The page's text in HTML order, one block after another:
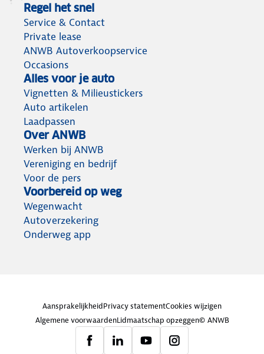
Regel het snel
Service & Contact
Private lease
ANWB Autoverkoopservice
Occasions
Alles voor je auto
Vignetten & Milieustickers
Auto artikelen
Laadpassen
Over ANWB
Werken bij ANWB
Vereniging en bedrijf
Voor de pers
Voorbereid op weg
Wegenwacht
Autoverzekering
Onderweg app
AansprakelijkheidPrivacy statementCookies wijzigen
Algemene voorwaardenLidmaatschap opzeggen© ANWB